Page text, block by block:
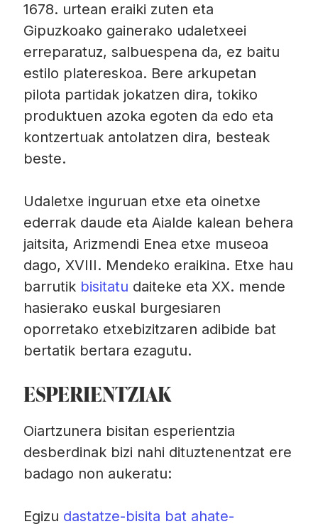
1678. urtean eraiki zuten eta
Gipuzkoako gainerako udaletxeei
erreparatuz, salbuespena da, ez baitu
estilo platereskoa. Bere arkupetan
pilota partidak jokatzen dira, tokiko
produktuen azoka egoten da edo eta
kontzertuak antolatzen dira, besteak
beste.
Udaletxe inguruan etxe eta oinetxe
ederrak daude eta Aialde kalean behera
jaitsita, Arizmendi Enea etxe museoa
dago, XVIII. Mendeko eraikina. Etxe hau
barrutik bisitatu daiteke eta XX. mende
hasierako euskal burgesiaren
oporretako etxebizitzaren adibide bat
bertatik bertara ezagutu.
ESPERIENTZIAK
Oiartzunera bisitan esperientzia
desberdinak bizi nahi dituztenentzat ere
badago non aukeratu:
Egizu dastatze-bisita bat ahate-